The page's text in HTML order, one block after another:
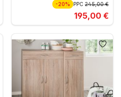
-20% PPC245,00 €
195,00 €